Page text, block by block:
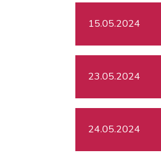
15.05.2024
23.05.2024
24.05.2024